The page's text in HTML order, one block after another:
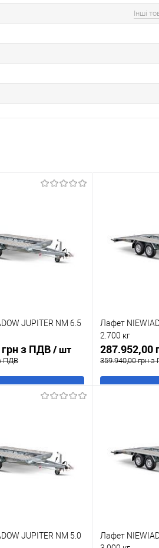
Інші
JUPITER NM 6.5
з ПДВ/ шт
ПДВ
В наявності
Лафет
2.700 кг
287.952,00
359.940,00 грн
У обране
JUPITER NM 5.0
Лафет